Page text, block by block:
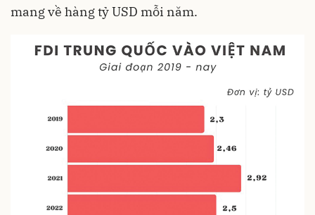
mang về hàng tỷ USD mỗi năm.